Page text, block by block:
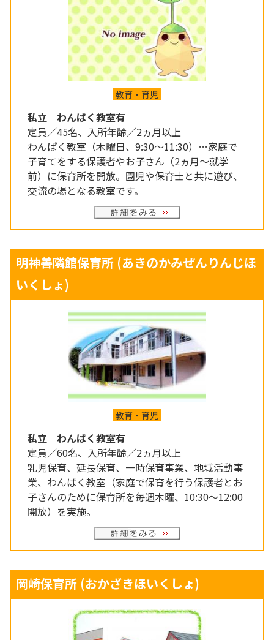
教育・育児
私立 わんぱく教室有
定員／45名、入所年齢／2ヵ月以上
わんぱく教室（木曜日、9:30～11:30）…家庭で
子育てをする保護者やお子さん（2ヵ月～就学
前）に保育所を開放。園児や保育士と共に遊び、
交流の場となる教室です。
明神善隣館保育所 (あきのかみぜんりんじほ
いくしょ)
教育・育児
私立 わんぱく教室有
定員／60名、入所年齢／2ヵ月以上
乳児保育、延長保育、一時保育事業、地域活動事
業、わんぱく教室（家庭で保育を行う保護者とお
子さんのために保育所を毎週木曜、10:30～12:00
開放）を実施。
岡崎保育所 (おかざきほいくしょ)